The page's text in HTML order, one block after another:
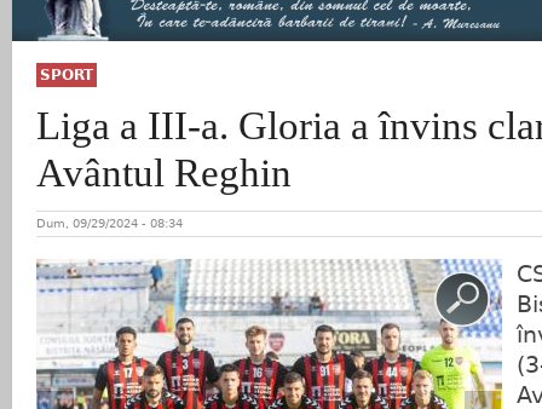
SPORT
Liga a III-a. Gloria a învins
Avântul Reghin
Dum, 09/29/2024 - 08:34